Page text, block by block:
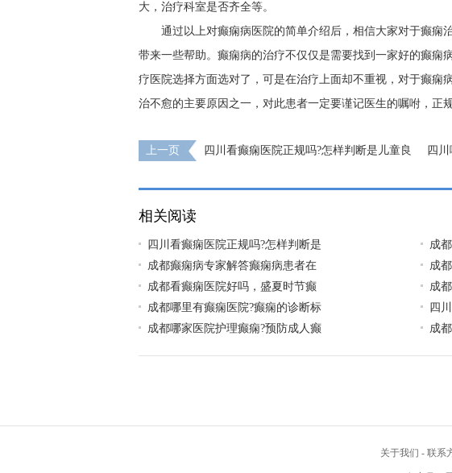
大，治疗科室是否齐全等。
通过以上对癫痫病医院的简单介绍后，相信大家对于癫痫
带来一些帮助。癫痫病的治疗不仅仅是需要找到一家好的癫痫
疗医院选择方面选对了，可是在治疗上面却不重视，对于癫痫
治不愈的主要原因之一，对此患者一定要谨记医生的嘱咐，正规
上一页
四川看癫痫医院正规吗?怎样判断是儿童良
四
相关阅读
四川看癫痫医院正规吗?怎样判断是
成
成都癫痫病专家解答癫痫病患者在
成
成都看癫痫医院好吗，盛夏时节癫
成
成都哪里有癫痫医院?癫痫的诊断标
四
成都哪家医院护理癫痫?预防成人癫
成
关于我们 - 联系